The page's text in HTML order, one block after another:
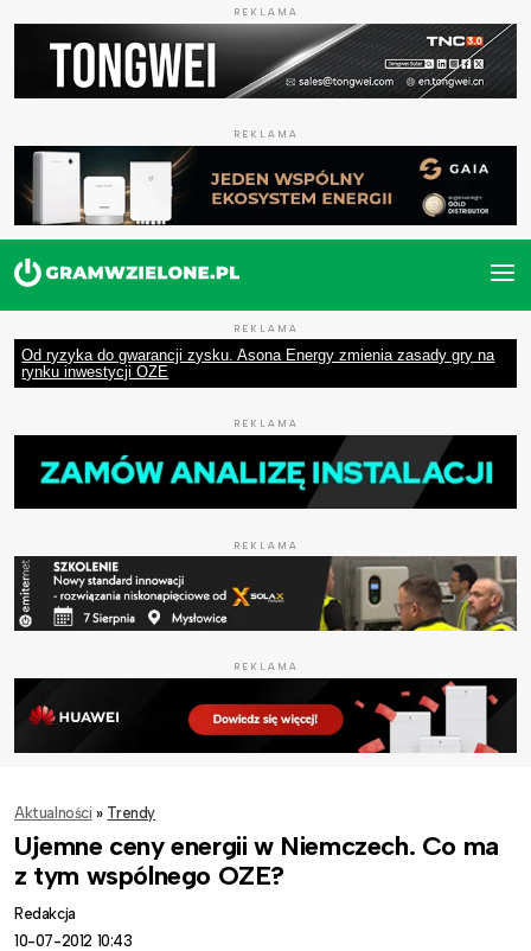
REKLAMA
REKLAMA
REKLAMA
Od ryzyka do gwarancji zysku. Asona Energy zmienia zasady gry na
rynku inwestycji OZE
REKLAMA
REKLAMA
REKLAMA
Aktualności » Trendy
Ujemne ceny energii w Niemczech. Co ma
z tym wspólnego OZE?
Redakcja
10-07-2012 10:43